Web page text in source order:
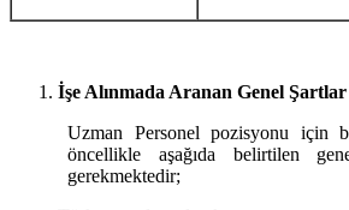
İşe Alınmada Aranan Genel Şartlar
Uzman Personel pozisyonu için
öncellikle aşağıda belirtilen
gerekmektedir;